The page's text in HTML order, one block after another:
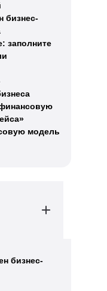
бизнес-
заполните
модель
бизнес-